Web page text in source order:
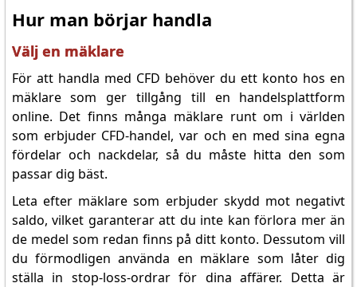
Hur man börjar handla
Välj en mäklare
För att handla med CFD behöver du ett konto hos en
mäklare som ger tillgång till en handelsplattform
online. Det finns många mäklare runt om i världen
som erbjuder CFD-handel, var och en med sina egna
fördelar och nackdelar, så du måste hitta den som
passar dig bäst.
Leta efter mäklare som erbjuder skydd mot negativt
saldo, vilket garanterar att du inte kan förlora mer än
de medel som redan finns på ditt konto. Dessutom vill
du förmodligen använda en mäklare som låter dig
ställa in stop-loss-ordrar för dina affärer. Detta är